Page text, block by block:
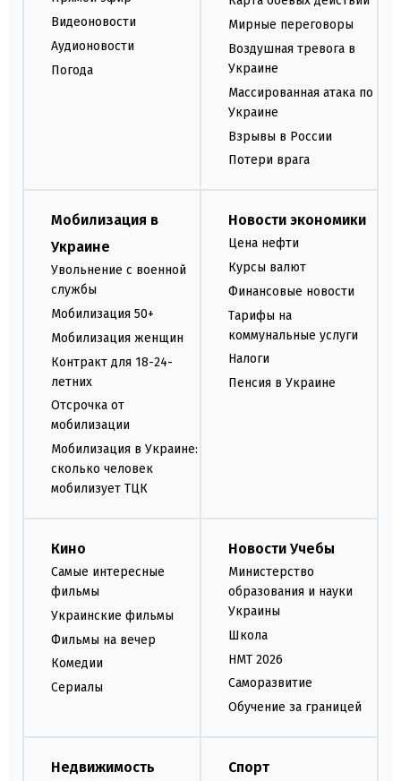
Видеоновости
Аудионовости
Погода
Мирные переговоры
Воздушная тревога в
Украине
Массированная атака по
Украине
Взрывы в России
Потери врага
Мобилизация в
Украине
Увольнение с военной
службы
Мобилизация 50+
Мобилизация женщин
Контракт для 18-24-
летних
Отсрочка от
мобилизации
Мобилизация в Украине:
сколько человек
мобилизует ТЦК
Новости экономики
Цена нефти
Курсы валют
Финансовые новости
Тарифы на
коммунальные услуги
Налоги
Пенсия в Украине
Кино
Самые интересные
фильмы
Украинские фильмы
Фильмы на вечер
Комедии
Сериалы
Новости Учебы
Министерство
образования и науки
Украины
Школа
НМТ 2026
Саморазвитие
Обучение за границей
Недвижимость Спорт